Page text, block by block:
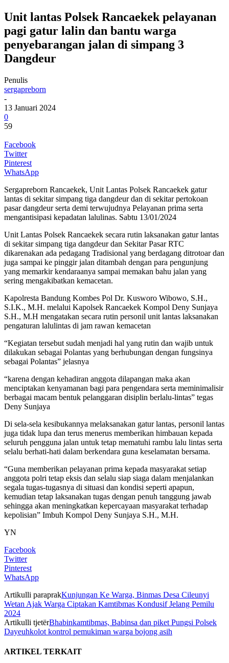
Unit lantas Polsek Rancaekek pelayanan
pagi gatur lalin dan bantu warga
penyebarangan jalan di simpang 3
Dangdeur
Penulis
sergapreborn
-
13 Januari 2024
0
59
Facebook
Twitter
Pinterest
WhatsApp
Sergapreborn Rancaekek, Unit Lantas Polsek Rancaekek gatur
lantas di sekitar simpang tiga dangdeur dan di sekitar pertokoan
pasar dangdeur serta demi terwujudnya Pelayanan prima serta
mengantisipasi kepadatan lalulinas. Sabtu 13/01/2024
Unit Lantas Polsek Rancaekek secara rutin laksanakan gatur lantas
di sekitar simpang tiga dangdeur dan Sekitar Pasar RTC
dikarenakan ada pedagang Tradisional yang berdagang ditrotoar dan
juga sampai ke pinggir jalan ditambah dengan para pengunjung
yang memarkir kendaraanya sampai memakan bahu jalan yang
sering mengakibatkan kemacetan.
Kapolresta Bandung Kombes Pol Dr. Kusworo Wibowo, S.H.,
S.I.K., M.H. melalui Kapolsek Rancaekek Kompol Deny Sunjaya
S.H., M.H mengatakan secara rutin personil unit lantas laksanakan
pengaturan lalulintas di jam rawan kemacetan
“Kegiatan tersebut sudah menjadi hal yang rutin dan wajib untuk
dilakukan sebagai Polantas yang berhubungan dengan fungsinya
sebagai Polantas” jelasnya
“karena dengan kehadiran anggota dilapangan maka akan
menciptakan kenyamanan bagi para pengendara serta meminimalisir
berbagai macam bentuk pelanggaran disiplin berlalu-lintas” tegas
Deny Sunjaya
Di sela-sela kesibukannya melaksanakan gatur lantas, personil lantas
juga tidak lupa dan terus menerus memberikan himbauan kepada
seluruh pengguna jalan untuk tetap mematuhi rambu lalu lintas serta
selalu berhati-hati dalam berkendara guna keselamatan bersama.
“Guna memberikan pelayanan prima kepada masyarakat setiap
anggota polri tetap eksis dan selalu siap siaga dalam menjalankan
segala tugas-tugasnya di situasi dan kondisi seperti apapun,
kemudian tetap laksanakan tugas dengan penuh tanggung jawab
sehingga akan meningkatkan kepercayaan masyarakat terhadap
kepolisian” Imbuh Kompol Deny Sunjaya S.H., M.H.
YN
Facebook
Twitter
Pinterest
WhatsApp
Artikulli paraprakKunjungan Ke Warga, Binmas Desa Cileunyi
Wetan Ajak Warga Ciptakan Kamtibmas Kondusif Jelang Pemilu
2024
Artikulli tjetërBhabinkamtibmas, Babinsa dan piket Pungsi Polsek
Dayeuhkolot kontrol pemukiman warga bojong asih
ARTIKEL TERKAIT